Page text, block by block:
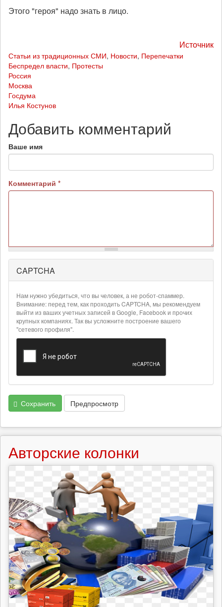
Этого "героя" надо знать в лицо.
Источник
Статьи из традиционных СМИ, Новости, Перепечатки
Беспредел власти, Протесты
Россия
Москва
Госдума
Илья Костунов
Добавить комментарий
Ваше имя
Комментарий *
Более
подробная
информация
текстовых
форматах
CAPTCHA
Нам нужно убедиться, что вы человек, а не робот-спаммер.
Внимание: перед тем, как проходить CAPTCHA, мы рекомендуем
выйти из ваших учетных записей в Google, Facebook и прочих
крупных компаниях. Так вы усложните построение вашего
"сетевого профиля".
Сохранить Предпросмотр
Авторские колонки